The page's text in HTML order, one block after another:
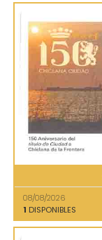
08/08/2026
1 DISPONIBLES